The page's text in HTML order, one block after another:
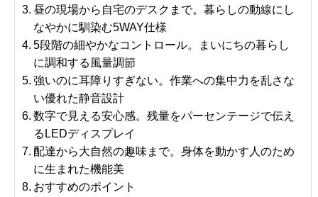
昼の現場から自宅のデスクまで。暮らしの動線にし
なやかに馴染む5WAY仕様
5段階の細やかなコントロール。まいにちの暮らし
に調和する風量調節
強いのに耳障りすぎない。作業への集中力を乱さな
い優れた静音設計
数字で見える安心感。残量をパーセンテージで伝え
るLEDディスプレイ
配達から大自然の趣味まで。身体を動かす人のため
に生まれた機能美
おすすめのポイント